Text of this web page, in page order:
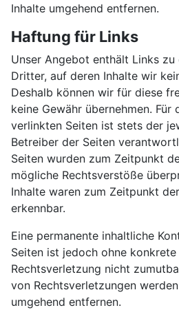
Inhalte umgehend entfernen.
Haftung für Links
Unser Angebot enthält Links zu
Dritter, auf deren Inhalte wir
Deshalb können wir für diese
keine Gewähr übernehmen. Für
verlinkten Seiten ist stets der
Betreiber der Seiten
Seiten wurden zum Zeitpunkt
mögliche Rechtsverstöße
Inhalte waren zum Zeitpunkt
erkennbar.
Eine permanente inhaltliche
Seiten ist jedoch ohne
Rechtsverletzung nicht
von Rechtsverletzungen
umgehend entfernen.